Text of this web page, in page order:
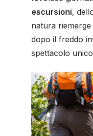
escursioni,
natura
dopo il freddo
spettacolo